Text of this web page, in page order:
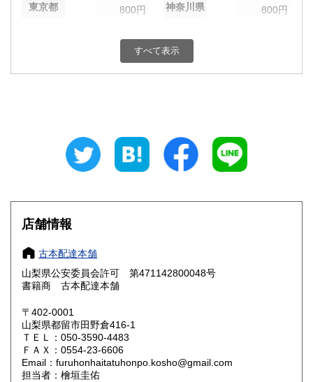
東京都 800円 神奈川県 800円
800円 富山県
800円 三重県
大阪府
奈良県
鳥取県 800円 島根県
岡山県
山口県 800円
香川県 800円 愛媛県
すべて表示
店舗情報
古本配達本舗
山梨県公安委員会許可 第471142800048号
書籍商 古本配達本舗
〒402-0001
山梨県都留市田野倉416-1
ＴＥＬ：050-3590-4483
ＦＡＸ：0554-23-6606
Email：furuhonhaitatuhonpo.kosho@gmail.com
担当者：檜垣圭佑